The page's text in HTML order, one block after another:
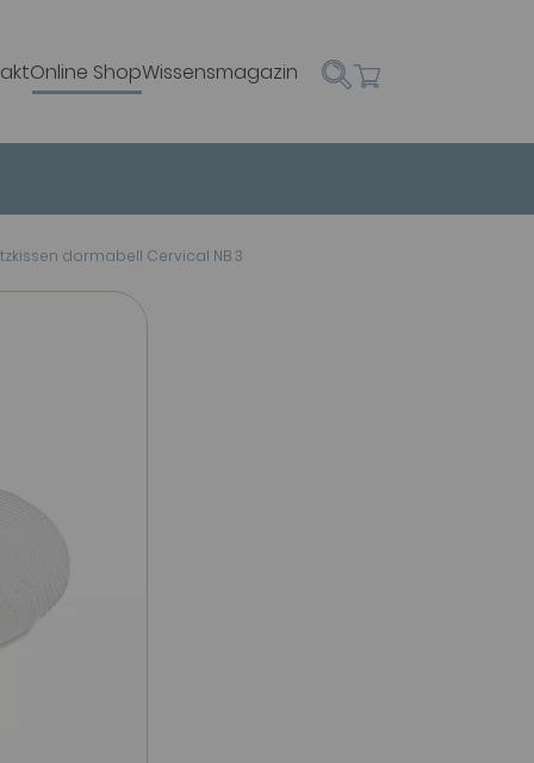
Online ShopWissensmagazin
dormabell Cervical NB 3